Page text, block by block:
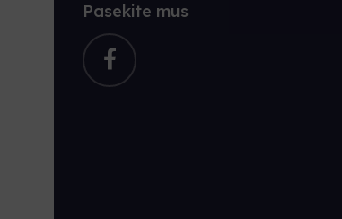
Pasekite mus